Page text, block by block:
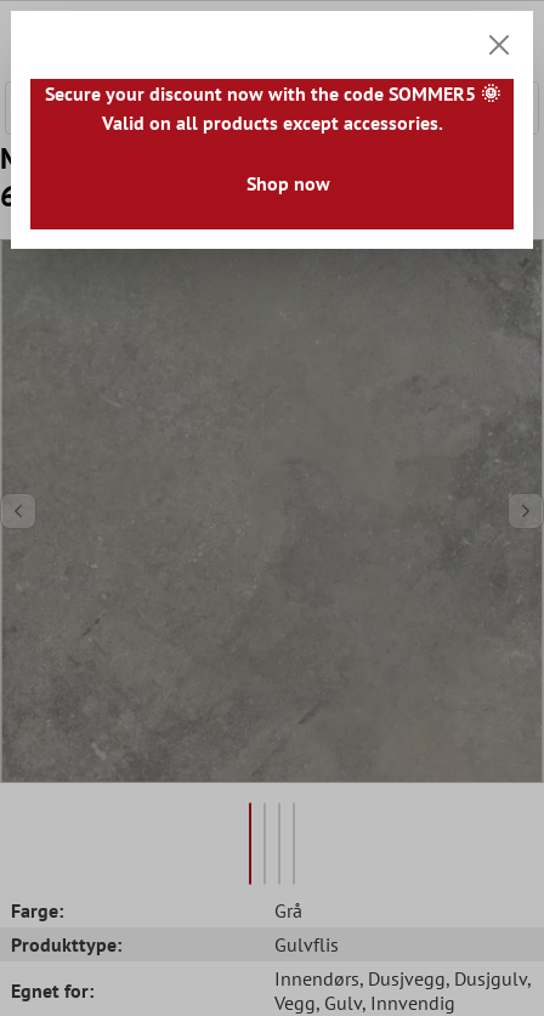
Mønster Gulvfliser Casablanca Grå
60x60cm
Farge:
Grå
Produkttype:
Gulvflis
Egnet for:
Innendørs, Dusjvegg, Dusjgulv,
Vegg, Gulv, Innvendig
Secure your discount now with the code SOMMER5 🌞
Valid on all products except accessories.
Shop now